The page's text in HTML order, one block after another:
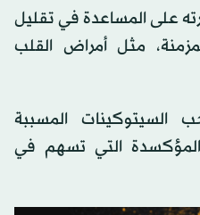
على المساعدة في تقليل
مثل أمراض القلب
المسببة
المؤكسدة التي تسهم في